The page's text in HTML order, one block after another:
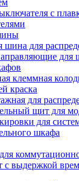
с
шина для
для
клеммная
краска
для
щит для
для
шкафа
с выдержкой